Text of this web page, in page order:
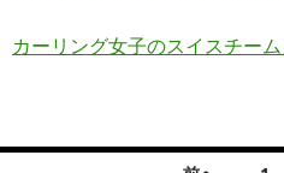
カーリング女子のスイスチー